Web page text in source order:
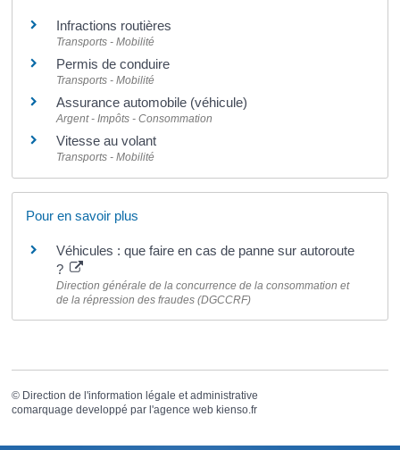
Infractions routières
Transports - Mobilité
Permis de conduire
Transports - Mobilité
Assurance automobile (véhicule)
Argent - Impôts - Consommation
Vitesse au volant
Transports - Mobilité
Pour en savoir plus
Véhicules : que faire en cas de panne sur autoroute
?
Direction générale de la concurrence de la consommation et
de la répression des fraudes (DGCCRF)
© Direction de l'information légale et administrative
comarquage developpé par l'agence web kienso.fr